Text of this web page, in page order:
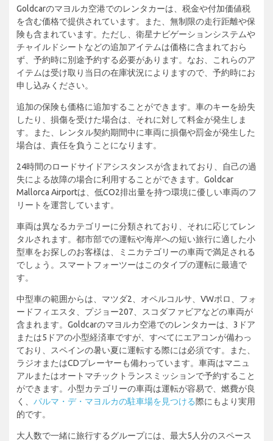
Goldcarのマヨルカ空港でのレンタカーは、税金や付加価値税
を含む価格で提供されています。また、無制限の走行距離や保
険も含まれています。ただし、衛星ナビゲーションシステムや
チャイルドシートなどの追加アイテムは価格に含まれておら
ず、予約時に別途予約する必要があります。なお、これらのア
イテムは受け取り当日の在庫状況によりますので、予約時にお
申し込みください。
追加の保険も価格に追加することができます。車のキーを紛失
したり、損傷を受けた場合は、それに対して料金が発生しま
す。また、レンタル契約期間中に車両に損傷や罰金が発生した
場合は、責任を負うことになります。
24時間のロードサイドアシスタンスが含まれており、自己の過
失による故障の場合に利用することができます。Goldcar
Mallorca Airportは、低CO2排出量を持つ環境に優しい車両のフ
リートを運営しています。
車両は異なるカテゴリーに分類されており、それに応じてレン
タルされます。都市部での運転や海岸への短い旅行に適した小
型車をお探しのお客様は、ミニカテゴリーの車両で満足される
でしょう。スマートフォーツーはこのタイプの運転に最適で
す。
中型車の範囲からは、マツダ2、オペルコルサ、VWポロ、フォ
ードフィエスタ、プジョー207、スコダファビアなどの車両が
含まれます。Goldcarのマヨルカ空港でのレンタカーは、3ドア
または5ドアの小型経済車ですが、すべてにエアコンが備わっ
ており、スペインの暑い夏に運転する際には必須です。また、
ラジオまたはCDプレーヤーも備わっています。車両はマニュ
アルまたはオートマチックトランスミッションで予約すること
ができます。小型カテゴリーの車両は運転が容易で、燃費が良
く、 パルマ・デ・マヨルカの駐車場を見つける際にもより実用
的です。
大人数で一緒に旅行するグループには、最大5人分のスペース